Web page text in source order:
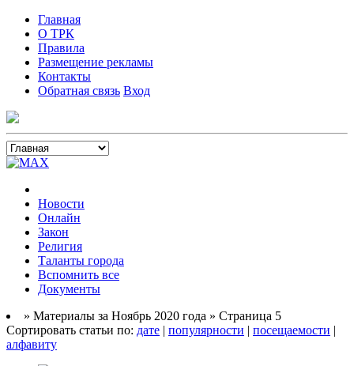
Главная
О ТРК
Правила
Размещение рекламы
Контакты
Обратная связь Вход
Новости
Онлайн
Закон
Религия
Таланты города
Вспомнить все
Документы
» Материалы за Ноябрь 2020 года » Страница 5
Сортировать статьи по: дате | популярности | посещаемости |
алфавиту